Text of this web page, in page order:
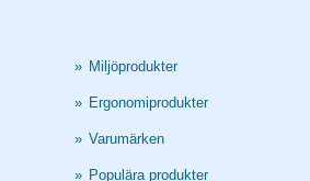
» Miljöprodukter
» Ergonomiprodukter
» Varumärken
» Populära produkter